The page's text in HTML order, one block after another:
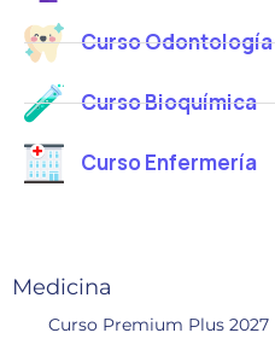
Curso Odontología
Curso Bioquímica
Curso Enfermería
Medicina
Curso Premium Plus 2027